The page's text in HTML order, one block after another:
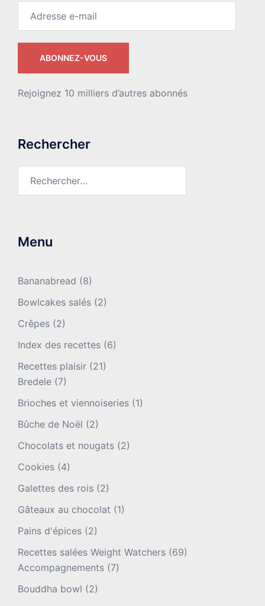
ABONNEZ-VOUS
Rejoignez 10 milliers d’autres abonnés
Rechercher
Menu
Bananabread (8)
Bowlcakes salés (2)
Crêpes (2)
Index des recettes (6)
Recettes plaisir (21)
Bredele (7)
Brioches et viennoiseries (1)
Bûche de Noël (2)
Chocolats et nougats (2)
Cookies (4)
Galettes des rois (2)
Gâteaux au chocolat (1)
Pains d'épices (2)
Recettes salées Weight Watchers (69)
Accompagnements (7)
Bouddha bowl (2)